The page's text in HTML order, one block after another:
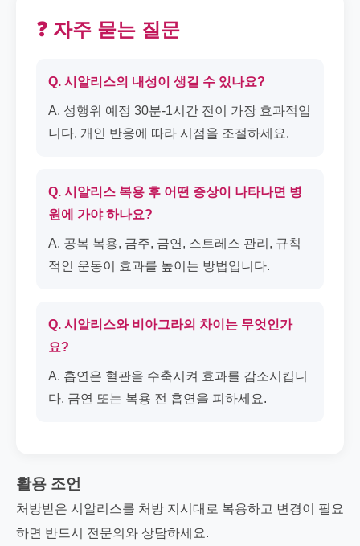
❓ 자주 묻는 질문
Q. 시알리스의 내성이 생길 수 있나요?
A. 성행위 예정 30분-1시간 전이 가장 효과적입
니다. 개인 반응에 따라 시점을 조절하세요.
Q. 시알리스 복용 후 어떤 증상이 나타나면 병
원에 가야 하나요?
A. 공복 복용, 금주, 금연, 스트레스 관리, 규칙
적인 운동이 효과를 높이는 방법입니다.
Q. 시알리스와 비아그라의 차이는 무엇인가
요?
A. 흡연은 혈관을 수축시켜 효과를 감소시킵니
다. 금연 또는 복용 전 흡연을 피하세요.
활용 조언
처방받은 시알리스를 처방 지시대로 복용하고 변경이 필요
하면 반드시 전문의와 상담하세요.